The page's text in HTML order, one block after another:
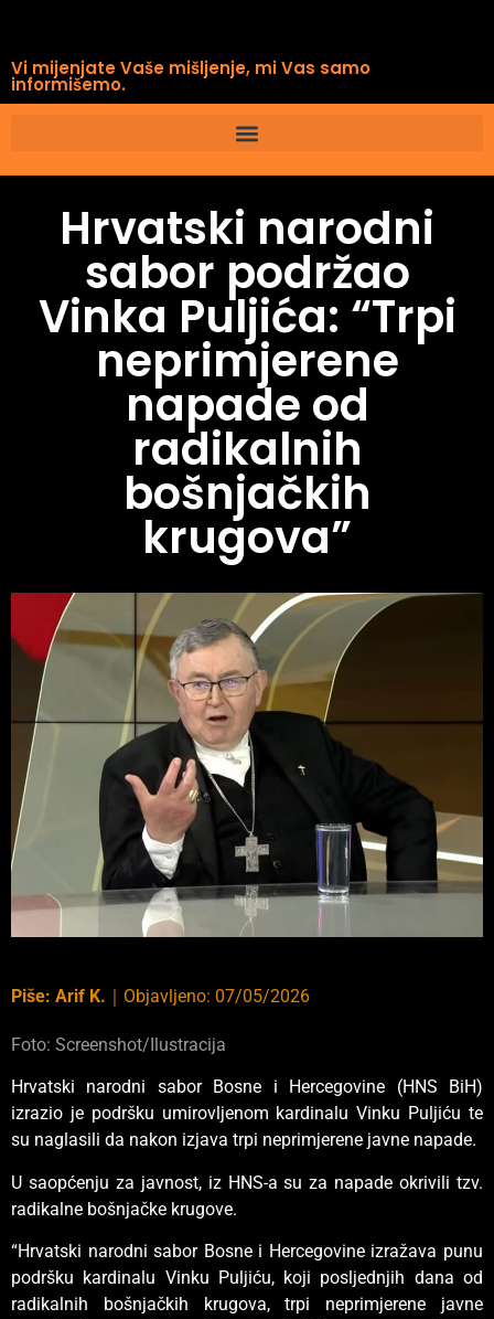
Vi mijenjate Vaše mišljenje, mi Vas samo
informišemo.
Hrvatski narodni
sabor podržao
Vinka Puljića: “Trpi
neprimjerene
napade od
radikalnih
bošnjačkih
krugova”
Piše: Arif K. ｜ Objavljeno: 07/05/2026
Foto: Screenshot/Ilustracija
Hrvatski narodni sabor Bosne i Hercegovine (HNS BiH)
izrazio je podršku umirovljenom kardinalu Vinku Puljiću te
su naglasili da nakon izjava trpi neprimjerene javne napade.
U saopćenju za javnost, iz HNS-a su za napade okrivili tzv.
radikalne bošnjačke krugove.
“Hrvatski narodni sabor Bosne i Hercegovine izražava punu
podršku kardinalu Vinku Puljiću, koji posljednjih dana od
radikalnih bošnjačkih krugova, trpi neprimjerene javne